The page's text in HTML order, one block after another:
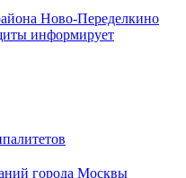
Ново-Переделкино
информирует